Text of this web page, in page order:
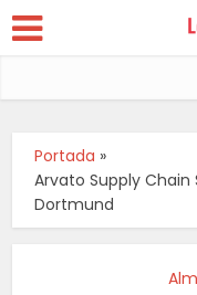
Portada »
Arvato Supply
Dortmund